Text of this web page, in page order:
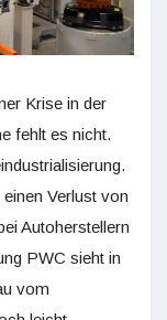
Krise in der
fehlt es nicht.
Verlust von
Autoherstellern
PWC sieht in
vom